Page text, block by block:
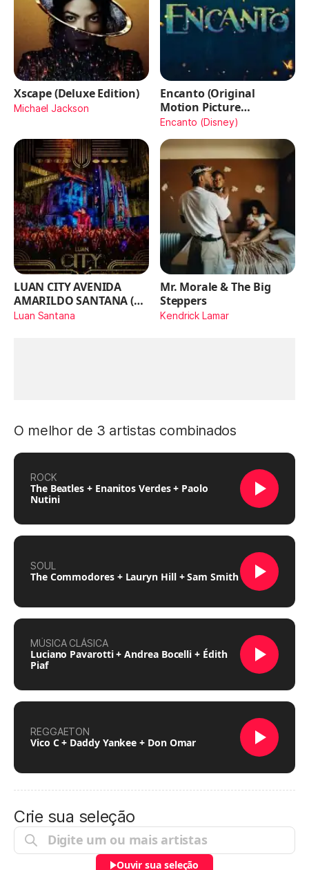
Xscape (Deluxe Edition)
Michael Jackson
Encanto (Original
Motion Picture
Soundtrack)
Encanto (Disney)
LUAN CITY AVENIDA
AMARILDO SANTANA (Ao
Vivo)
Luan Santana
Mr. Morale & The Big
Steppers
Kendrick Lamar
O melhor de 3 artistas combinados
ROCK
The Beatles + Enanitos Verdes + Paolo
Nutini
SOUL
The Commodores + Lauryn Hill + Sam Smith
MÚSICA CLÁSICA
Luciano Pavarotti + Andrea Bocelli + Édith
Piaf
REGGAETON
Vico C + Daddy Yankee + Don Omar
Crie sua seleção
Ouvir sua seleção